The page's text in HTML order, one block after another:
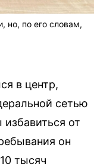
но, по его словам,
в центр,
сетью
от
он
тысяч